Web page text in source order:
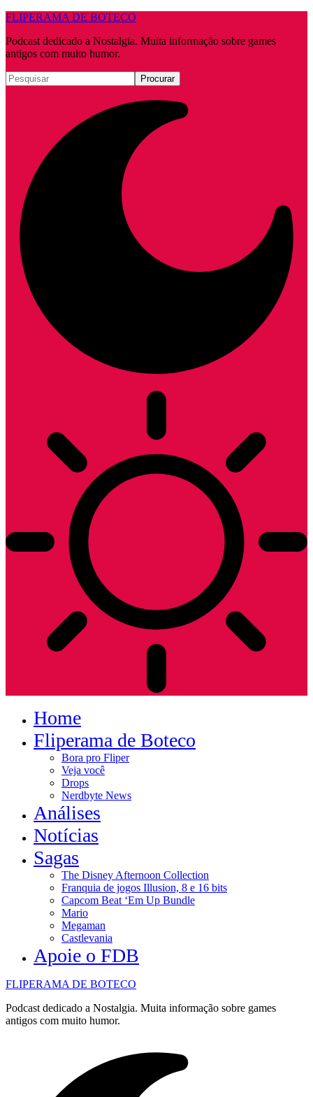
FLIPERAMA DE BOTECO
Podcast dedicado a Nostalgia. Muita informação sobre games
antigos com muito humor.
Home
Fliperama de Boteco
Bora pro Fliper
Veja você
Drops
Nerdbyte News
Análises
Notícias
Sagas
The Disney Afternoon Collection
Franquia de jogos Illusion, 8 e 16 bits
Capcom Beat ‘Em Up Bundle
Mario
Megaman
Castlevania
Apoie o FDB
FLIPERAMA DE BOTECO
Podcast dedicado a Nostalgia. Muita informação sobre games
antigos com muito humor.